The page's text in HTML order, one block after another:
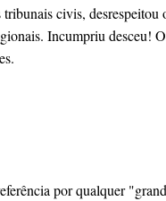
civis,
Incumpriu
por qualquer